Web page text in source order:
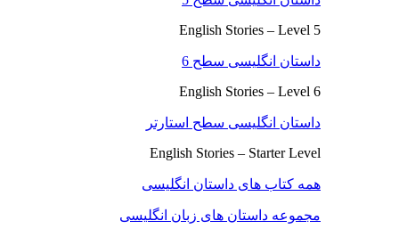
English Stories – Level 5
داستان انگلیسی سطح 6
English Stories – Level 6
داستان انگلیسی سطح استارتر
English Stories – Starter Level
همه کتاب های داستان انگلیسی
مجموعه داستان های زبان انگلیسی